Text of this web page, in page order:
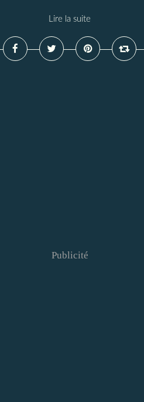
Lire la suite
Publicité